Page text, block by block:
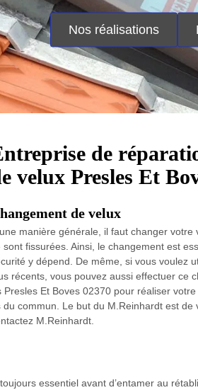
Nos réalisations
de
velux Presles Et
de velux
manière générale, il faut changer votre
sont fissurées. Ainsi, le changement est
y dépend. De même, si vous voulez
récents, vous pouvez aussi effectuer ce
Et Boves 02370 pour réaliser
commun. Le but du M.Reinhardt est de
M.Reinhardt.
essentiel avant d’entamer au